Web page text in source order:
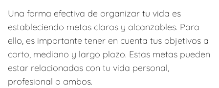
Una forma efectiva de organizar tu vida es
estableciendo metas claras y alcanzables. Para
ello, es importante tener en cuenta tus objetivos a
corto, mediano y largo plazo. Estas metas pueden
estar relacionadas con tu vida personal,
profesional o ambos.